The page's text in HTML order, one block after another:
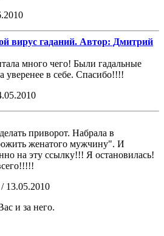
вирус гаданий. Автор: Дмитрий
много чего! Были гадальные
уверенее в себе. Спасибо!!!!
приворот. Набрала в
женатого мужчину". И
на эту ссылку!!! Я остановилась!
13.05.2010
и за него.